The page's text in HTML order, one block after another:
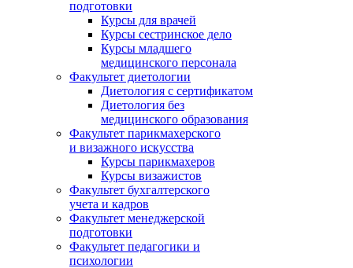
подготовки
Курсы для врачей
Курсы сестринское дело
Курсы младшего
медицинского персонала
Факультет диетологии
Диетология с сертификатом
Диетология без
медицинского образования
Факультет парикмахерского
и визажного искусства
Курсы парикмахеров
Курсы визажистов
Факультет бухгалтерского
учета и кадров
Факультет менеджерской
подготовки
Факультет педагогики и
психологии